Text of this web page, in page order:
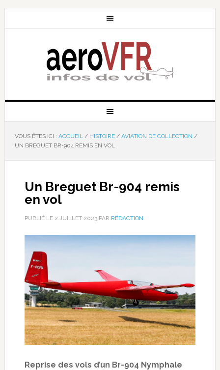
VOUS ÊTES ICI : ACCUEIL / HISTOIRE / AVIATION DE COLLECTION /
UN BREGUET BR-904 REMIS EN VOL
Un Breguet Br-904 remis
en vol
PUBLIÉ LE 2 JUILLET 2023PAR RÉDACTION
Reprise des vols d’un Br-904 Nymphale